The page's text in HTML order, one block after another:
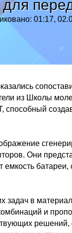
для
01:17,
из Школы
способный
Они
батареи,
задач в
и
решений,